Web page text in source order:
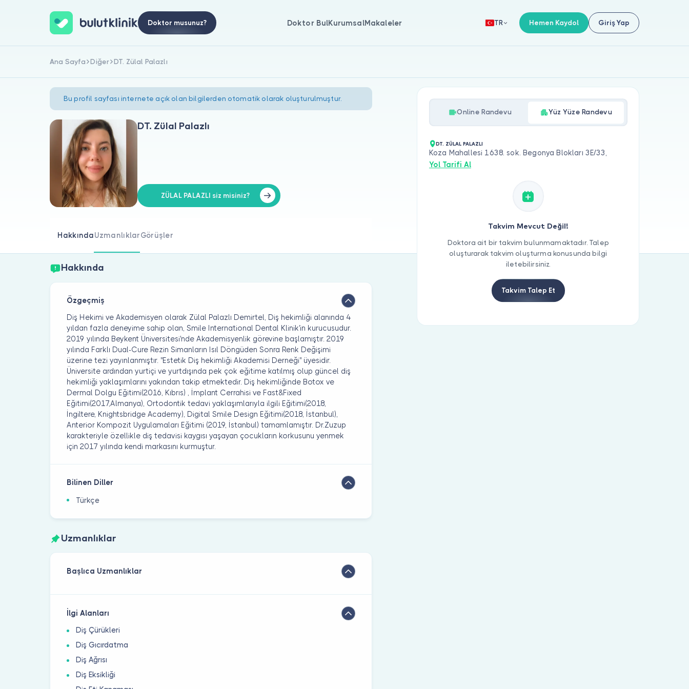
Doktor musunuz? Doktor BulKurumsalMakaleler TR Hemen Kaydol Giriş Yap
Ana Sayfa Diğer DT. Zülal Palazlı
Bu profil sayfası internete açık olan bilgilerden otomatik olarak oluşturulmuştur.
DT. Zülal Palazlı
ZÜLAL PALAZLI siz misiniz?
HakkındaUzmanlıklarGörüşler
Hakkında
Özgeçmiş
Diş Hekimi ve Akademisyen olarak Zülal Palazlı Demirtel, Diş hekimliği alanında 4
yıldan fazla deneyime sahip olan, Smile International Dental Klinik'in kurucusudur.
2019 yılında Beykent Üniversitesi'nde Akademisyenlik görevine başlamıştır. 2019
yılında Farklı Dual-Cure Rezin Simanların Isıl Döngüden Sonra Renk Değişimi
üzerine tezi yayınlanmıştır. ''Estetik Diş hekimliği Akademisi Derneği'' üyesidir.
Üniversite ardından yurtiçi ve yurtdışında pek çok eğitime katılmış olup güncel diş
hekimliği yaklaşımlarını yakından takip etmektedir. Diş hekimliğinde Botox ve
Dermal Dolgu Eğitimi(2016, Kıbrıs) , İmplant Cerrahisi ve Fast&Fixed
Eğitimi(2017,Almanya), Ortodontik tedavi yaklaşımlarıyla ilgili Eğitimi(2018,
İngiltere, Knightsbridge Academy), Digital Smile Design Eğitimi(2018, İstanbul),
Anterior Kompozit Uygulamaları Eğitimi (2019, İstanbul) tamamlamıştır. Dr.Zuzup
karakteriyle özellikle diş tedavisi kaygısı yaşayan çocukların korkusunu yenmek
için 2017 yılında kendi markasını kurmuştur.
Bilinen Diller
Türkçe
Uzmanlıklar
Başlıca Uzmanlıklar
İlgi Alanları
Diş Çürükleri
Diş Gıcırdatma
Diş Ağrısı
Diş Eksikliği
Online Randevu Yüz Yüze Randevu
DT. ZÜLAL PALAZLI
Koza Mahallesi 1638. sok. Begonya Blokları 3E/33,
Yol Tarifi Al
Takvim Mevcut Değil!
Doktora ait bir takvim bulunmamaktadır. Talep
oluşturarak takvim oluşturma konusunda bilgi
iletebilirsiniz.
Takvim Talep Et